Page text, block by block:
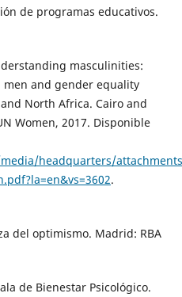
de programas educativos.
masculinities:
and gender equality
North Africa. Cairo and
Women, 2017. Disponible
headquarters/
.
del optimismo. Madrid: RBA
de Bienestar Psicológico.